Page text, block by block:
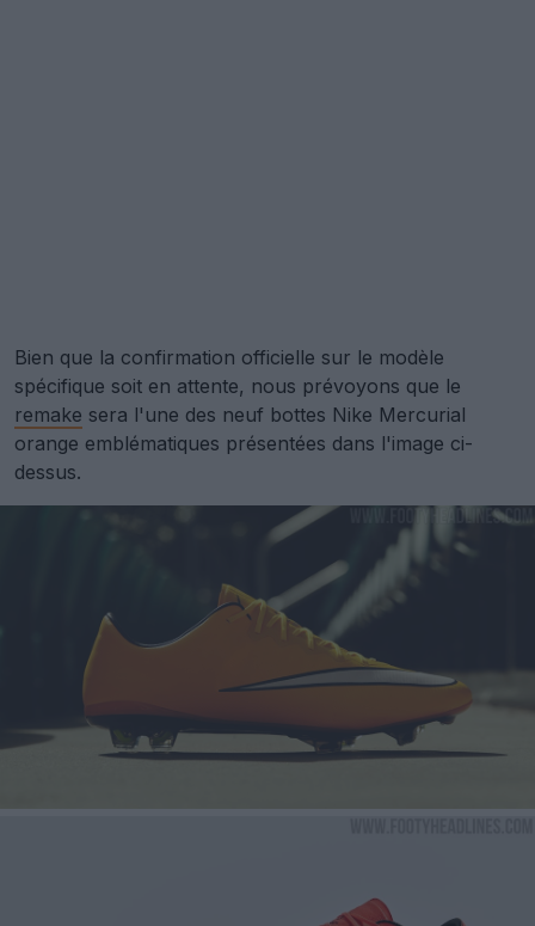
Bien que la confirmation officielle sur le modèle
spécifique soit en attente, nous prévoyons que le
remake sera l'une des neuf bottes Nike Mercurial
orange emblématiques présentées dans l'image ci-
dessus.